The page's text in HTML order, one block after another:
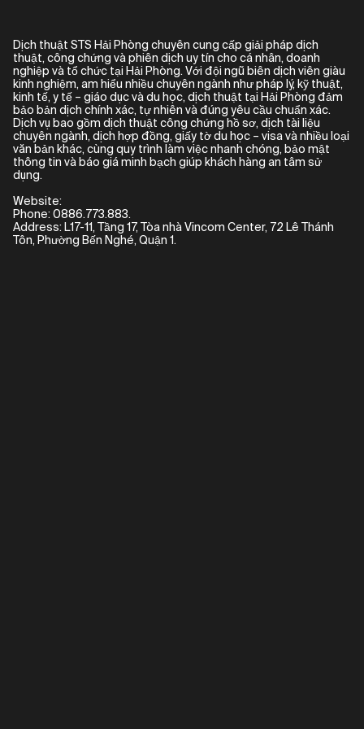
Dịch thuật STS Hải Phòng chuyên cung cấp giải pháp dịch
thuật, công chứng và phiên dịch uy tín cho cá nhân, doanh
nghiệp và tổ chức tại Hải Phòng. Với đội ngũ biên dịch viên giàu
kinh nghiệm, am hiểu nhiều chuyên ngành như pháp lý, kỹ thuật,
kinh tế, y tế – giáo dục và du học, dịch thuật tại Hải Phòng đảm
bảo bản dịch chính xác, tự nhiên và đúng yêu cầu chuẩn xác.
Dịch vụ bao gồm dịch thuật công chứng hồ sơ, dịch tài liệu
chuyên ngành, dịch hợp đồng, giấy tờ du học – visa và nhiều loại
văn bản khác, cùng quy trình làm việc nhanh chóng, bảo mật
thông tin và báo giá minh bạch giúp khách hàng an tâm sử
dụng.
Website:
Phone: 0886.773.883.
Address: L17-11, Tầng 17, Tòa nhà Vincom Center, 72 Lê Thánh